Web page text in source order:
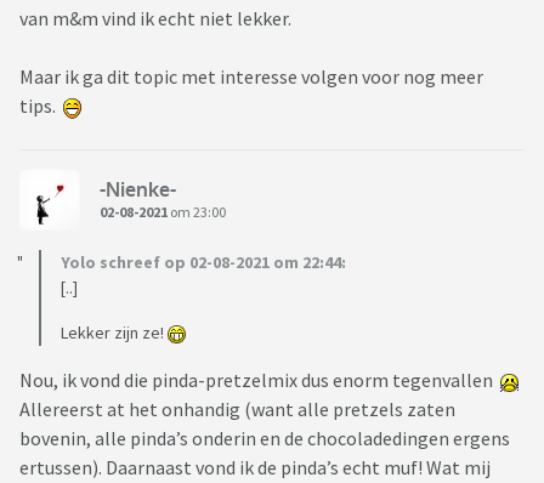
van m&m vind ik echt niet lekker.
Maar ik ga dit topic met interesse volgen voor nog meer
tips.
-Nienke-
02-08-2021 om 23:00
Yolo schreef op 02-08-2021 om 22:44:
[..]
Lekker zijn ze!
Nou, ik vond die pinda-pretzelmix dus enorm tegenvallen
Allereerst at het onhandig (want alle pretzels zaten
bovenin, alle pinda’s onderin en de chocoladedingen ergens
ertussen). Daarnaast vond ik de pinda’s echt muf! Wat mij